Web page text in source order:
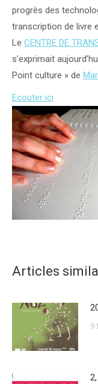
progrès des
transcription de livre
Le CENTRE DE
s’exprimait
Point culture » de
Ecouter ici
Articles
9